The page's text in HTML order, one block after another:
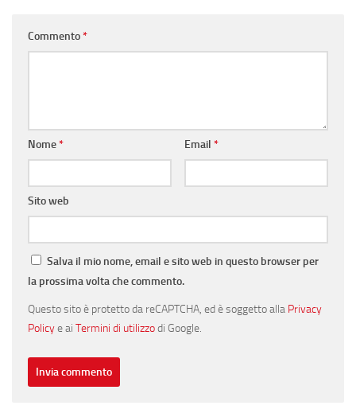
Commento*
Nome* Email *
Sito web
Salva il mio nome, email e sito web in questo browser per
la prossima volta che commento.
Questo sito è protetto da reCAPTCHA, ed è soggetto alla Privacy
Policye ai Termini di utilizzodi Google.